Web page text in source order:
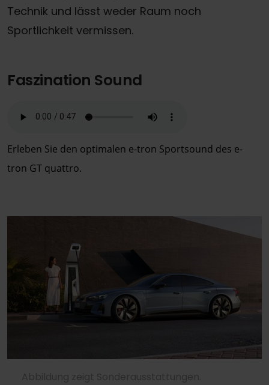
Technik und lässt weder Raum noch
Sportlichkeit vermissen.
Faszination Sound
Erleben Sie den optimalen e-tron Sportsound des e-
tron GT quattro.